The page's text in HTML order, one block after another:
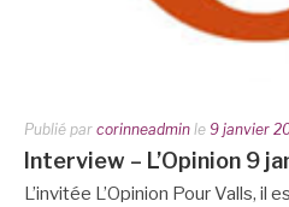
Publié par corinneadmin le 9 janvier
Interview – L’Opinion 9
L’invitée L’Opinion Pour Valls, il